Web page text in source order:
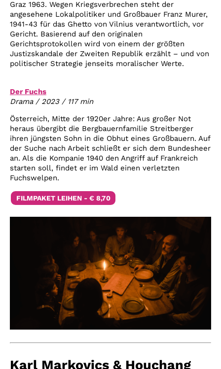
Graz 1963. Wegen Kriegsverbrechen steht der
angesehene Lokalpolitiker und Großbauer Franz Murer,
1941-43 für das Ghetto von Vilnius verantwortlich, vor
Gericht. Basierend auf den originalen
Gerichtsprotokollen wird von einem der größten
Justizskandale der Zweiten Republik erzählt – und von
politischer Strategie jenseits moralischer Werte.
Der Fuchs
Drama / 2023 / 117 min
Österreich, Mitte der 1920er Jahre: Aus großer Not
heraus übergibt die Bergbauernfamilie Streitberger
ihren jüngsten Sohn in die Obhut eines Großbauern. Auf
der Suche nach Arbeit schließt er sich dem Bundesheer
an. Als die Kompanie 1940 den Angriff auf Frankreich
starten soll, findet er im Wald einen verletzten
Fuchswelpen.
FILMPAKET LEIHEN - € 8,70
Karl Markovics & Houchang